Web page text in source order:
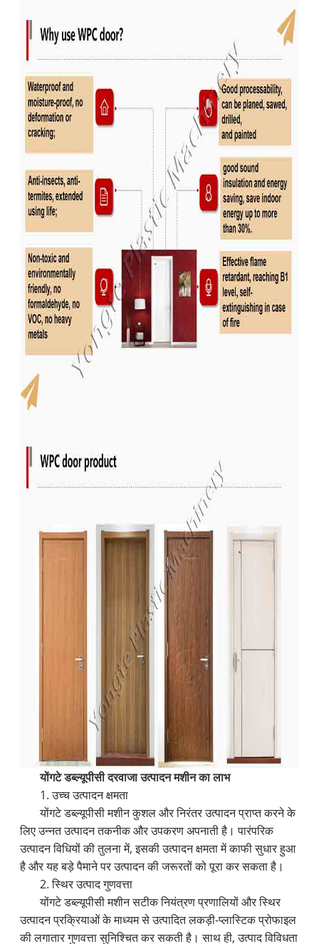
योंगटे डब्ल्यूपीसी दरवाजा उत्पादन मशीन का लाभ
1. उच्च उत्पादन क्षमता
योंगटे डब्ल्यूपीसी मशीन कुशल और निरंतर उत्पादन प्राप्त करने के
लिए उन्नत उत्पादन तकनीक और उपकरण अपनाती है। पारंपरिक
उत्पादन विधियों की तुलना में, इसकी उत्पादन क्षमता में काफी सुधार हुआ
है और यह बड़े पैमाने पर उत्पादन की जरूरतों को पूरा कर सकता है।
2. स्थिर उत्पाद गुणवत्ता
योंगटे डब्ल्यूपीसी मशीन सटीक नियंत्रण प्रणालियों और स्थिर
उत्पादन प्रक्रियाओं के माध्यम से उत्पादित लकड़ी-प्लास्टिक प्रोफाइल
की लगातार गुणवत्ता सुनिश्चित कर सकती है। साथ ही, उत्पाद विविधता